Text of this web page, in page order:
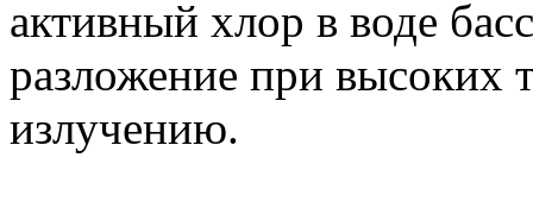
активный хлор в воде
разложение при высоких
излучению.